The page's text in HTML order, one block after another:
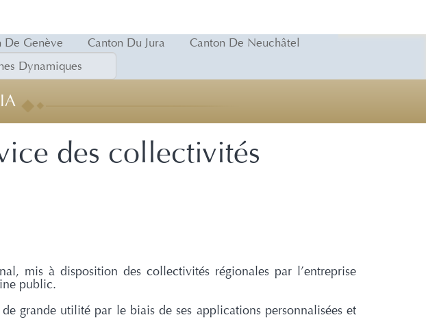
De Genève Canton Du Jura
Canton De Neuchâtel
des collectivités
mis à disposition des collectivités régionales par l’entreprise
public.
grande utilité par le biais de ses applications personnalisées et